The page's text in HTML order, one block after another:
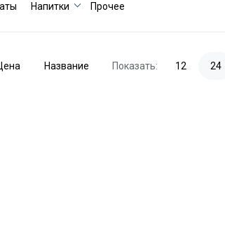
Напитки Прочее
Название Показать: 12 24